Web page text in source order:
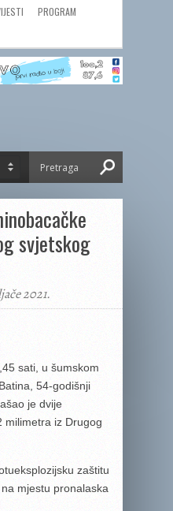
PROGRAM
svjetskog
2021.
sati, u šumskom
54-godišnji
je dvije
milimetra iz Drugog
zaštitu
mjestu pronalaska